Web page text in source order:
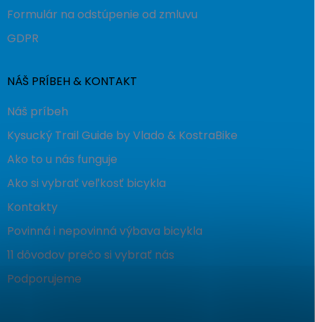
Formulár na odstúpenie od zmluvu
GDPR
NÁŠ PRÍBEH & KONTAKT
Náš príbeh
Kysucký Trail Guide by Vlado & KostraBike
Ako to u nás funguje
Ako si vybrať veľkosť bicykla
Kontakty
Povinná i nepovinná výbava bicykla
11 dôvodov prečo si vybrať nás
Podporujeme